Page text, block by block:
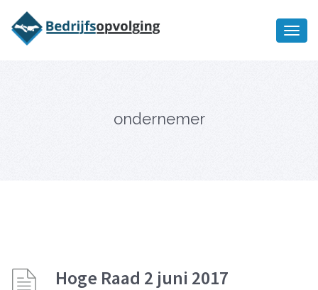
ondernemer
Hoge Raad 2 juni 2017
bedrijfsopvolging voor fiscaal
juridisch advies
Ik wil meer informatie